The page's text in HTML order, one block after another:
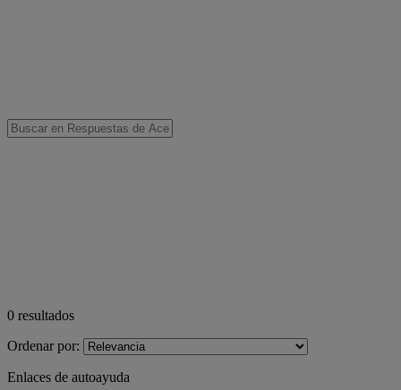
0 resultados
Ordenar por:
Enlaces de autoayuda